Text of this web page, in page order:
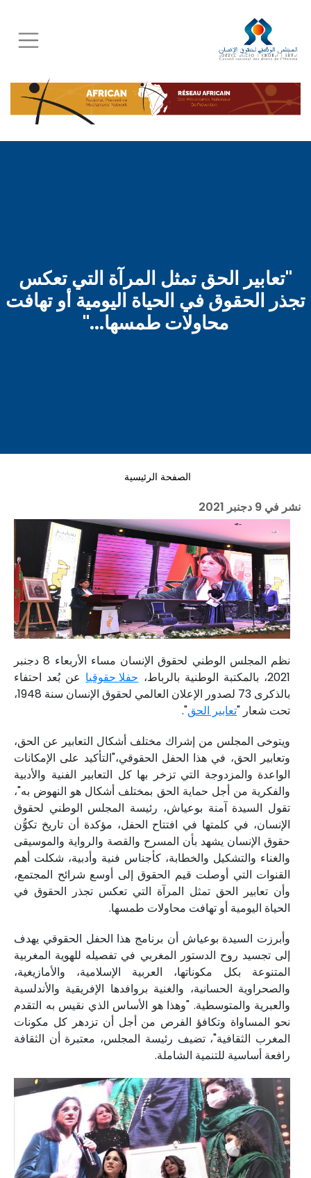
Skip
to
main
content
"تعابير الحق تمثل المرآة التي تعكس
تجذر الحقوق في الحياة اليومية أو تهافت
محاولات طمسها..."
الصفحة الرئيسية
نشر في 9 دجنبر 2021
نظم المجلس الوطني لحقوق الإنسان مساء الأربعاء 8 دجنبر
2021، بالمكتبة الوطنية بالرباط،
حفلا حقوقيا عن بُعد احتفاء
بالذكرى 73 لصدور الإعلان العالمي لحقوق الإنسان سنة 1948،
تحت شعار "تعابير الحق".
ويتوخى المجلس من إشراك مختلف أشكال التعابير عن الحق،
وتعابير الحق، في هذا الحفل الحقوقي،"التأكيد على الإمكانات
الواعدة والمزدوجة التي تزخر بها كل التعابير الفنية والأدبية
والفكرية من أجل حماية الحق بمختلف أشكال هو النهوض به"،
تقول السيدة آمنة بوعياش، رئيسة المجلس الوطني لحقوق
الإنسان، في كلمتها في افتتاح الحفل، مؤكدة أن تاريخ تكوُّن
حقوق الإنسان يشهد بأن المسرح والقصة والرواية والموسيقى
والغناء والتشكيل والخطابة، كأجناس فنية وأدبية، شكلت أهم
القنوات التي أوصلت قيم الحقوق إلى أوسع شرائح المجتمع،
وأن تعابير الحق تمثل المرآة التي تعكس تجذر الحقوق في
الحياة اليومية أو تهافت محاولات طمسها.
وأبرزت السيدة بوعياش أن برنامج هذا الحفل الحقوقي يهدف
إلى تجسيد روح الدستور المغربي في تفصيله للهوية المغربية
المتنوعة بكل مكوناتها، العربية الإسلامية، والأمازيغية،
والصحراوية الحسانية، والغنية بروافدها الإفريقية والأندلسية
والعبرية والمتوسطية. "وهذا هو الأساس الذي نقيس به التقدم
نحو المساواة وتكافؤ الفرص من أجل أن تزدهر كل مكونات
المغرب الثقافية"، تضيف رئيسة المجلس، معتبرة أن الثقافة
رافعة أساسية للتنمية الشاملة.